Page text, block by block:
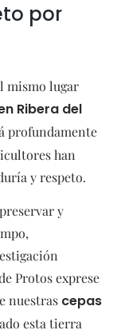
por
mismo lugar
Ribera del
profundamente
han
y respeto.
y
Protos exprese
nuestras cepas
esta tierra